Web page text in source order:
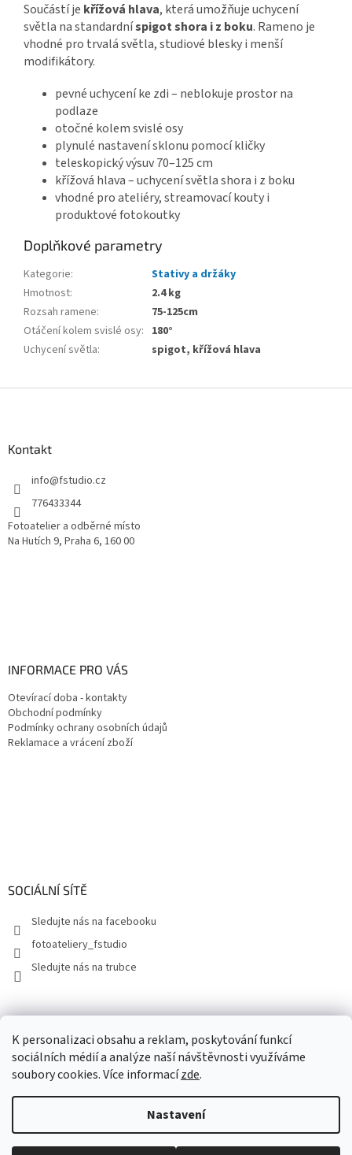
K personalizaci obsahu a reklam, poskytování funkcí
sociálních médií a analýze naší návštěvnosti využíváme
soubory cookies. Více informacízde.
Nastavení
Součástí je křížová hlava, která umožňuje uchycení
světla na standardníspigot shora i z boku. Rameno je
vhodné pro trvalá světla, studiové blesky i menší
modifikátory.
pevné uchycení ke zdi – neblokuje prostor na
podlaze
otočné kolem svislé osy
plynulé nastavení sklonu pomocí kličky
teleskopický výsuv 70–125 cm
křížová hlava – uchycení světla shora i z boku
vhodné pro ateliéry, streamovací kouty i
produktové fotokoutky
Doplňkové parametry
Kategorie:
Stativy a držáky
Hmotnost:
2.4 kg
Rozsah ramene:
75-125cm
Otáčení kolem svislé osy: 180°
Uchycení světla: spigot, křížová hlava
Kontakt
info@fstudio.cz
776433344
Fotoatelier a odběrné místo
Na Hutích 9, Praha 6, 160 00
INFORMACE PRO VÁS
Otevírací doba - kontakty
Obchodní podmínky
Podmínky ochrany osobních údajů
Reklamace a vrácení zboží
SOCIÁLNÍ SÍTĚ
Sledujte nás na facebooku
fotoateliery_fstudio
Sledujte nás na trubce
Vytvořil Shoptet